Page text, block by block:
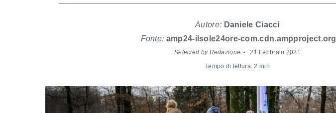
Autore: Daniele Ciacci
Fonte: amp24-ilsole24ore-com.cdn.ampproject.org
Selected by Redazione 21 Febbraio 2021
Tempo di lettura: 2 min